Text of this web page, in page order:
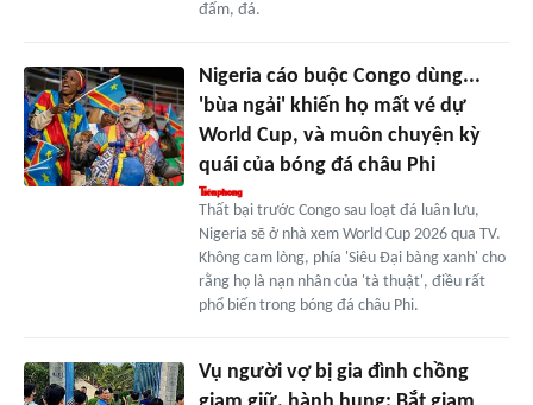
đấm, đá.
Nigeria cáo buộc Congo dùng...
'bùa ngải' khiến họ mất vé dự
World Cup, và muôn chuyện kỳ
quái của bóng đá châu Phi
Thất bại trước Congo sau loạt đá luân lưu,
Nigeria sẽ ở nhà xem World Cup 2026 qua TV.
Không cam lòng, phía 'Siêu Đại bàng xanh' cho
rằng họ là nạn nhân của 'tà thuật', điều rất
phổ biến trong bóng đá châu Phi.
Vụ người vợ bị gia đình chồng